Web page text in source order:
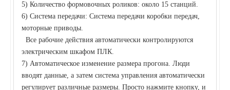
5) Количество формовочных роликов: около 15 станций.
6) Система передачи: Система передачи коробки передач,
моторные приводы.
Все рабочие действия автоматически контролируются
электрическим шкафом ПЛК.
7) Автоматическое изменение размера прогона. Люди
вводят данные, а затем система управления автоматически
регулирует различные размеры. Просто нажмите кнопку, и